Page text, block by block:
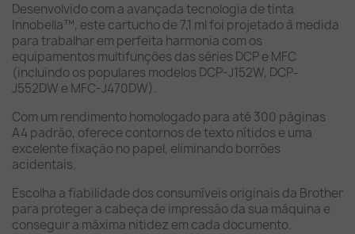
Desenvolvido com a avançada tecnologia de tinta
Innobella™, este cartucho de 7,1 ml foi projetado à medida
para trabalhar em perfeita harmonia com os
equipamentos multifunções das séries DCP e MFC
(incluindo os populares modelos DCP-J152W, DCP-
J552DW e MFC-J470DW).
Com um rendimento homologado para até 300 páginas
A4 padrão, oferece contornos de texto nítidos e uma
excelente fixação no papel, eliminando borrões
acidentais.
Escolha a fiabilidade dos consumíveis originais da Brother
para proteger a cabeça de impressão da sua máquina e
conseguir a máxima nitidez em cada documento.